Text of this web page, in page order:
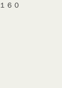
６０